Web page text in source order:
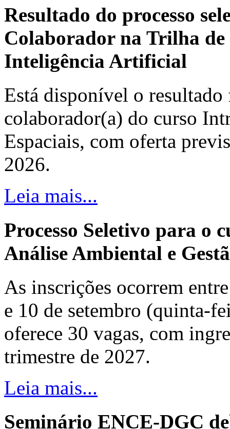
Resultado do processo
Colaborador na Trilha de
Inteligência Artificial
Está disponível o resultado
colaborador(a) do curso
Espaciais, com oferta
2026.
Leia mais...
Processo Seletivo para o
Análise Ambiental e
As inscrições ocorrem
e 10 de setembro (quinta-
oferece 30 vagas, com
trimestre de 2027.
Leia mais...
Seminário ENCE-DGC